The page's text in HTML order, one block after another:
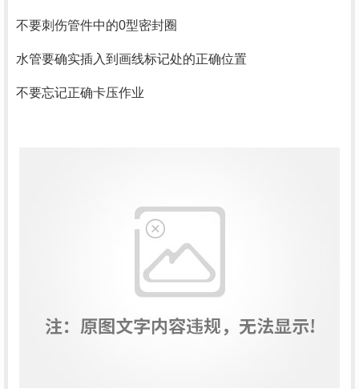
不要刺伤管件中的0型密封圈
水管要确实插入到画线标记处的正确位置
不要忘记正确卡压作业